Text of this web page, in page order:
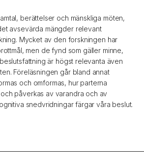
berättelser och mänskliga möten,
avsevärda mängder relevant
Mycket av den forskningen har
men de fynd som gäller minne,
är högst relevanta även
Föreläsningen går bland annat
och omformas, hur parterna
påverkas av varandra och av
snedvridningar färgar våra beslut.